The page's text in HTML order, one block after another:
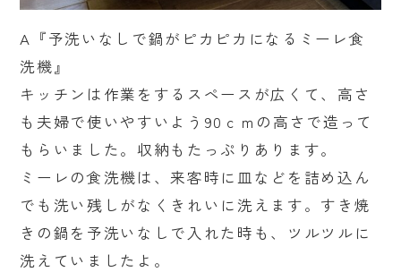
A『予洗いなしで鍋がピカピカになるミーレ食
洗機』
キッチンは作業をするスペースが広くて、高さ
も夫婦で使いやすいよう90ｃｍの高さで造って
もらいました。収納もたっぷりあります。
ミーレの食洗機は、来客時に皿などを詰め込ん
でも洗い残しがなくきれいに洗えます。すき焼
きの鍋を予洗いなしで入れた時も、ツルツルに
洗えていましたよ。